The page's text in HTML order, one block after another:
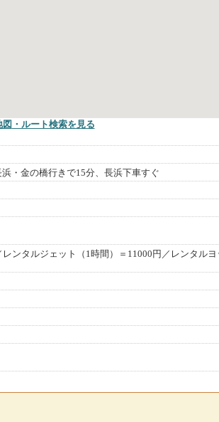
・ルート検索を見る
・金の橋行きで15分、長浜下車すぐ
ンタルジェット（1時間）＝11000円／レンタルヨ